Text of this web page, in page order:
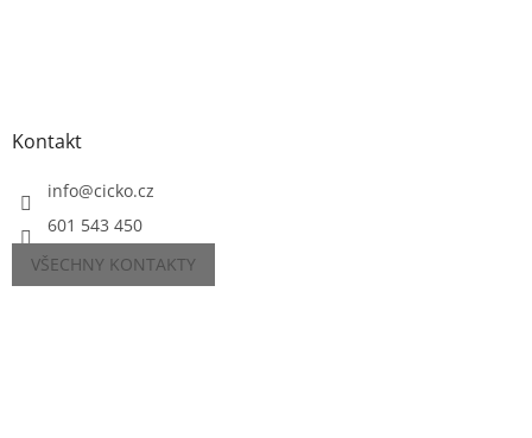
Kontakt
info@cicko.cz
601 543 450
VŠECHNY KONTAKTY